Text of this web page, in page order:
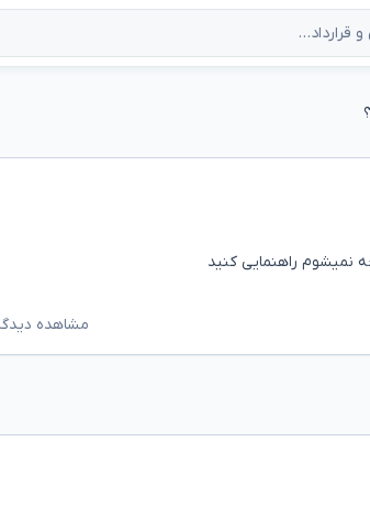
نمیشوم راهنمایی کنید
مشاهده